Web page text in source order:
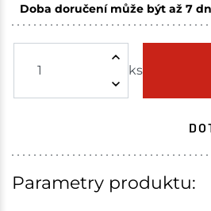
ks
Doba doručení může být až 7
Skladem na prodejně -
Mohelnice
Parametry produktu: